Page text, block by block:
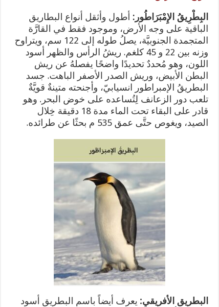
البِطْرِيقُ الإِمْبَرَاطُور: أطول وأثقل أنواع البطاريق
الباقية على وجه الأرض، وموجود فقط في القارَّة
المتجمدة الجنوبيَّة، يصلُ طوله إلى 122 سم، ويتراوح
وزنه بين 22 و 45 كلغم. ريشُ الرأس والظهر أسود
اللون، وهو مُحددٌ تحديدًا واضحًا يفصلهُ عن ريش
البطن الأبيض، وريش الصدر الأصفر الباهت. جسد
البطريقُ الإمبراطور انسيابيّ، وأجنحته متينةٌ قويَّةٌ
تلعب دور الزعانف لِتُساعده على خوض البحر. وهو
قادر على البقاء تحت الماء مدة 18 دقيقة خِلال
الصيد، ويغوص حتَّى عمق 535 م بحثًا عن طرائده.
البطريق الأفريقي: يعرف أيضاً باسم البطريق أسود